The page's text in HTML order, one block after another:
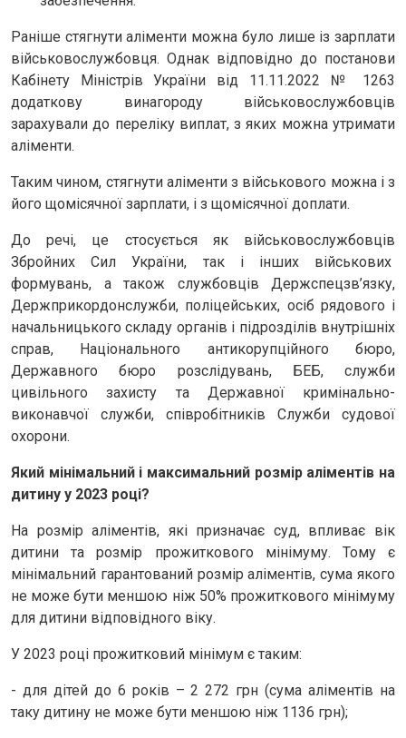
Раніше стягнути аліменти можна було лише із зарплати
військовослужбовця. Однак відповідно до постанови
Кабінету Міністрів України від 11.11.2022 № 1263
додаткову винагороду військовослужбовців
зарахували до переліку виплат, з яких можна утримати
аліменти.
Таким чином, стягнути аліменти з військового можна і з
його щомісячної зарплати, і з щомісячної доплати.
До речі, це стосується як військовослужбовців
Збройних Сил України, так і інших військових
формувань, а також службовців Держспецзв’язку,
Держприкордонслужби, поліцейських, осіб рядового і
начальницького складу органів і підрозділів внутрішніх
справ, Національного антикорупційного бюро,
Державного бюро розслідувань, БЕБ, служби
цивільного захисту та Державної кримінально-
виконавчої служби, співробітників Служби судової
охорони.
Який мінімальний і максимальний розмір аліментів на
дитину у 2023 році?
На розмір аліментів, які призначає суд, впливає вік
дитини та розмір прожиткового мінімуму. Тому є
мінімальний гарантований розмір аліментів, сума якого
не може бути меншою ніж 50% прожиткового мінімуму
для дитини відповідного віку.
У 2023 році прожитковий мінімум є таким:
- для дітей до 6 років – 2 272 грн (сума аліментів на
таку дитину не може бути меншою ніж 1136 грн);